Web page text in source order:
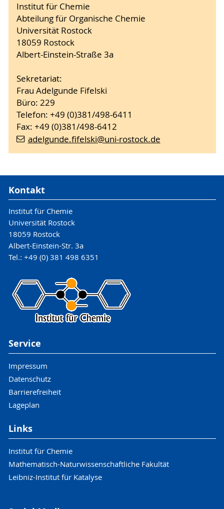
Institut für Chemie
Abteilung für Organische Chemie
Universität Rostock
18059 Rostock
Albert-Einstein-Straße 3a
Sekretariat:
Frau Adelgunde Fifelski
Büro: 229
Telefon: +49 (0)381/498-6411
Fax: +49 (0)381/498-6412
adelgunde.fifelski@uni-rostock.de
Kontakt
Institut für Chemie
Universität Rostock
18059 Rostock
Albert-Einstein-Str. 3a
Tel.: +49 (0) 381 498 6351
Service
Impressum
Datenschutz
Barrierefreiheit
Lageplan
Links
Institut für Chemie
Mathematisch-Naturwissenschaftliche Fakultät
Leibniz-Institut für Katalyse